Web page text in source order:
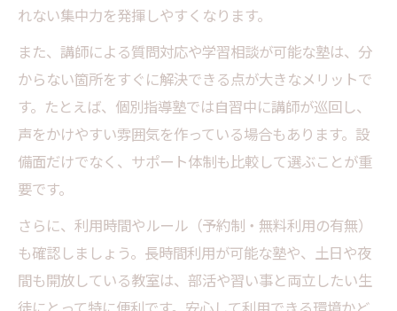
れない集中力を発揮しやすくなります。
また、講師による質問対応や学習相談が可能な塾は、分
からない箇所をすぐに解決できる点が大きなメリットで
す。たとえば、個別指導塾では自習中に講師が巡回し、
声をかけやすい雰囲気を作っている場合もあります。設
備面だけでなく、サポート体制も比較して選ぶことが重
要です。
さらに、利用時間やルール（予約制・無料利用の有無）
も確認しましょう。長時間利用が可能な塾や、土日や夜
間も開放している教室は、部活や習い事と両立したい生